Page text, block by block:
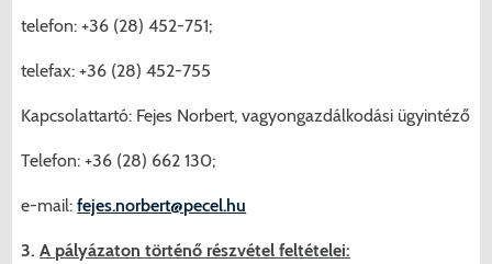
telefon: +36 (28) 452-751;
telefax: +36 (28) 452-755
Kapcsolattartó: Fejes Norbert, vagyongazdálkodási ügyintéző
Telefon: +36 (28) 662 130;
e-mail:fejes.norbert@pecel.hu
3.A pályázaton történő részvétel feltételei: